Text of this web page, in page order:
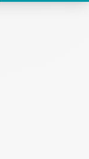
vos Options
vos paramètres